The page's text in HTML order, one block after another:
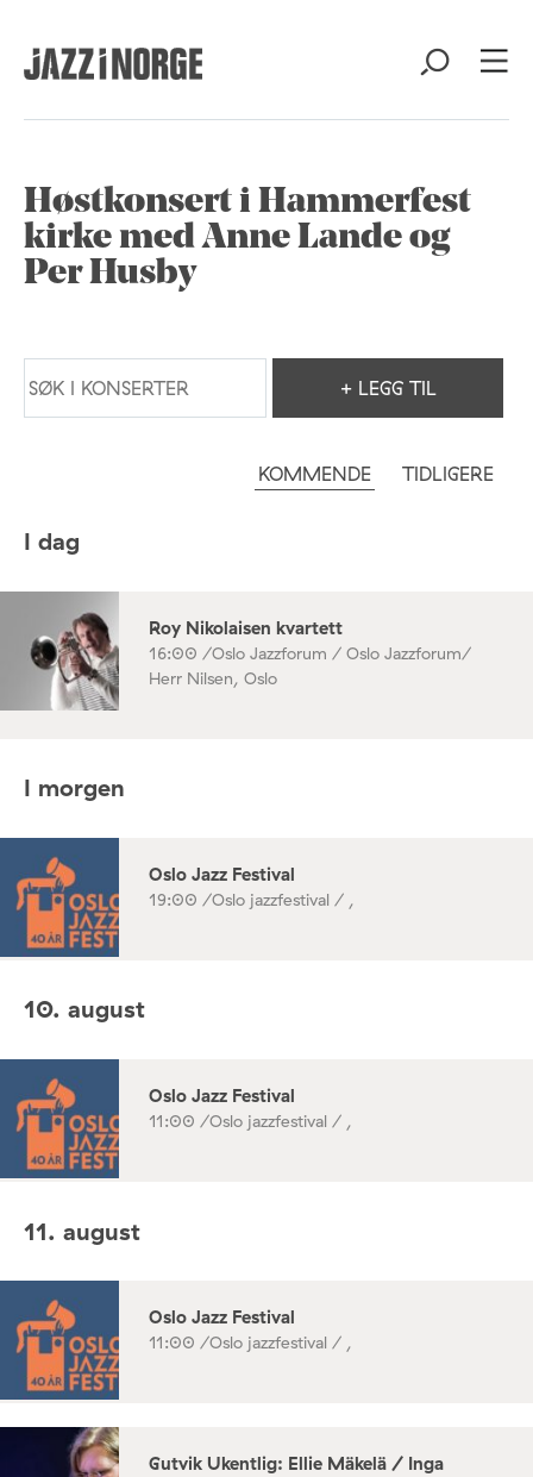
Høstkonsert i Hammerfest
kirke med Anne Lande og
Per Husby
+ LEGG TIL
KOMMENDE TIDLIGERE
I dag
Roy Nikolaisen kvartett
16:00 /Oslo Jazzforum / Oslo Jazzforum/
Herr Nilsen, Oslo
I morgen
Oslo Jazz Festival
19:00 /Oslo jazzfestival / ,
10. august
Oslo Jazz Festival
11:00 /Oslo jazzfestival / ,
11. august
Oslo Jazz Festival
11:00 /Oslo jazzfestival / ,
Gutvik Ukentlig: Ellie Mäkelä / Inga